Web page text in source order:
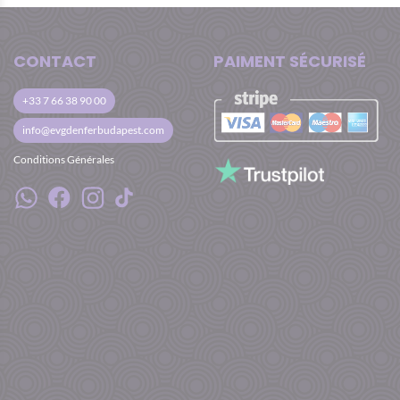
CONTACT
+33 7 66 38 90 00
info@evgdenferbudapest.com
Conditions Générales
PAIMENT SÉCURISÉ